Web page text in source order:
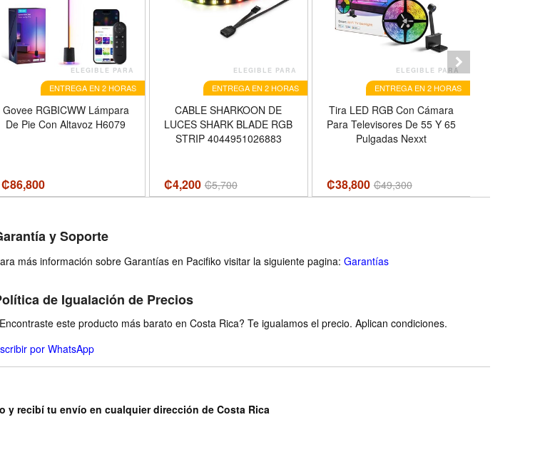
ELEGIBLE PARA
ENTREGA EN 2 HORAS
Govee RGBICWW Lámpara
De Pie Con Altavoz H6079
₡86,800
ELEGIBLE PARA
ENTREGA EN 2 HORAS
CABLE SHARKOON DE
LUCES SHARK BLADE RGB
STRIP 4044951026883
₡4,200 ₡5,700
ELEGIBLE PARA
ENTREGA EN 2 HORAS
Tira LED RGB Con Cámara
Para Televisores De 55 Y 65
Pulgadas Nexxt
₡38,800 ₡49,300
y Soporte
más información sobre Garantías en Pacifiko visitar la siguiente pagina: Garantías
de Igualación de Precios
este producto más barato en Costa Rica? Te igualamos el precio. Aplican condiciones.
por WhatsApp
y recibí tu envío en cualquier dirección de Costa Rica